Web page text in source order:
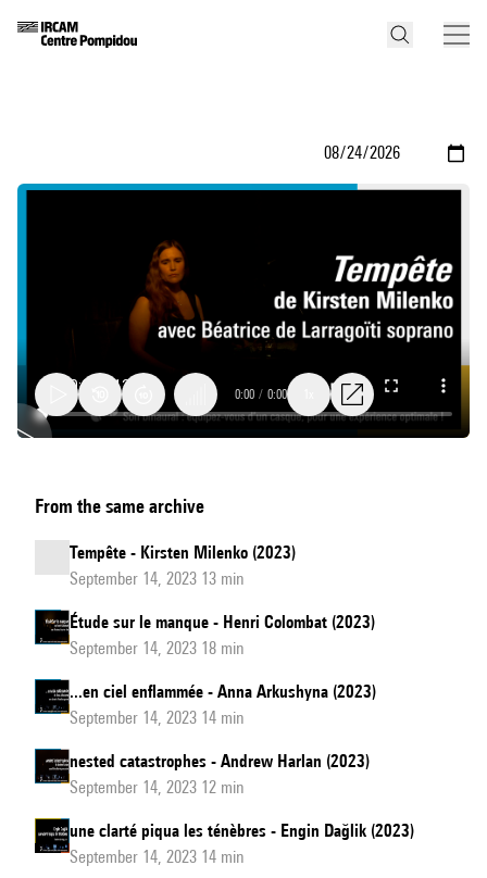
0:00 / 0:00
From the same archive
Tempête - Kirsten Milenko (2023)
September 14, 2023 13 min
Étude sur le manque - Henri Colombat (2023)
September 14, 2023 18 min
...en ciel enflammée - Anna Arkushyna (2023)
September 14, 2023 14 min
nested catastrophes - Andrew Harlan (2023)
September 14, 2023 12 min
une clarté piqua les ténèbres - Engin Dağlik (2023)
September 14, 2023 14 min